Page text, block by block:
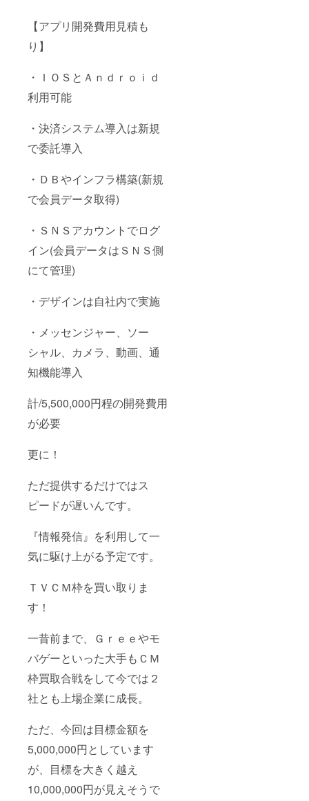
【アプリ開発費用見積も
り】
・ＩＯＳとＡｎｄｒｏｉｄ
利用可能
・決済システム導入は新規
で委託導入
・ＤＢやインフラ構築(新規
で会員データ取得)
・ＳＮＳアカウントでログ
イン(会員データはＳＮＳ側
にて管理)
・デザインは自社内で実施
・メッセンジャー、ソー
シャル、カメラ、動画、通
知機能導入
計/5,500,000円程の開発費用
が必要
更に！
ただ提供するだけではス
ピードが遅いんです。
『情報発信』を利用して一
気に駆け上がる予定です。
ＴＶＣＭ枠を買い取りま
す！
一昔前まで、Ｇｒｅｅやモ
バゲーといった大手もＣＭ
枠買取合戦をして今では２
社とも上場企業に成長。
ただ、今回は目標金額を
5,000,000円としています
が、目標を大きく越え
10,000,000円が見えそうで